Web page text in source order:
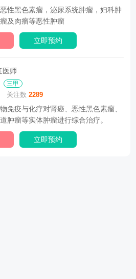
性黑色素瘤，泌尿系统肿瘤，妇科肿
及肉瘤等恶性肿瘤
立即预约
医师
三甲
关注数 2289
免疫与化疗对肾癌、恶性黑色素瘤、
肿瘤等实体肿瘤进行综合治疗。
立即预约